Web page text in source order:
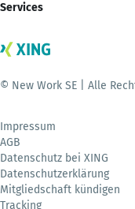
Services
© New Work SE | Alle
Impressum
AGB
Datenschutz bei XING
Datenschutzerklärung
Mitgliedschaft kündigen
Tracking